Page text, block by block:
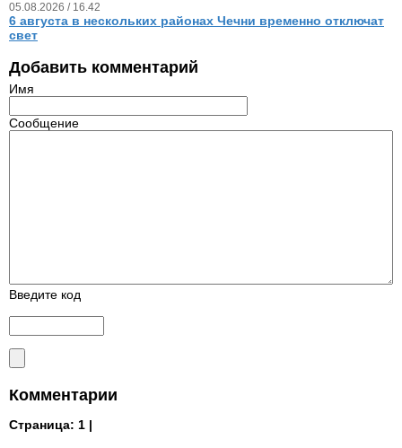
05.08.2026 / 16.42
6 августа в нескольких районах Чечни временно отключат
свет
Добавить комментарий
Имя
Сообщение
Введите код
Комментарии
Страница: 1 |